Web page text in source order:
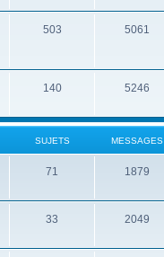
503 5061
140 5246
SUJETS MESSAGES
71 1879
33 2049